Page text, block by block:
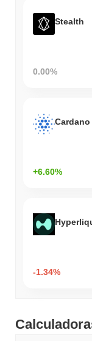
Stealth
0.00%
Cardano
+6.60%
-1.34%